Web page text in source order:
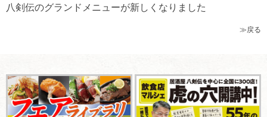
八剣伝のグランドメニューが新しくなりました
≫戻る